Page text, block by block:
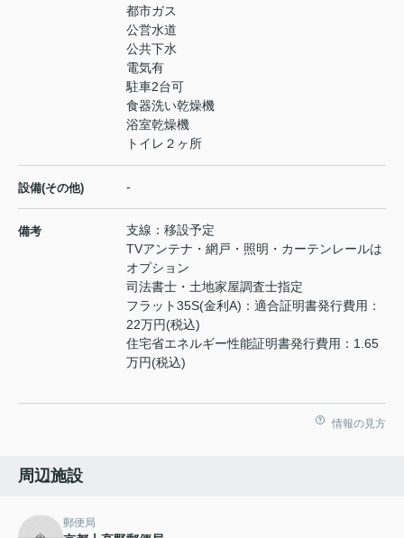
都市ガス
公営水道
公共下水
電気有
駐車2台可
食器洗い乾燥機
浴室乾燥機
トイレ２ヶ所
設備(その他) -
備考
支線：移設予定
TVアンテナ・網戸・照明・カーテンレールは
オプション
司法書士・土地家屋調査士指定
フラット35S(金利A)：適合証明書発行費用：
22万円(税込)
住宅省エネルギー性能証明書発行費用：1.65
万円(税込)
情報の見方
周辺施設
郵便局